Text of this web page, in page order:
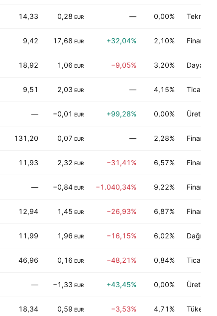
14,33 0,28 EUR — 0,00%
9,42 17,68 EUR +32,04% 2,10% Finans
18,92 1,06 EUR −9,05% 3,20%
9,51 2,03 EUR — 4,15% Ticari
— −0,01 EUR +99,28% 0,00% Üretici
131,20 0,07 EUR — 2,28% Finans
11,93 2,32 EUR −31,41% 6,57% Finans
— −0,84 EUR −1.040,34% 9,22% Finans
12,94 1,45 EUR −26,93% 6,87% Finans
11,99 1,96 EUR −16,15% 6,02% Dağıtım
46,96 0,16 EUR −48,21% 0,84% Ticari
— −1,33 EUR +43,45% 0,00% Üretici
18,34 0,59 EUR −3,53% 4,71% Tüketici